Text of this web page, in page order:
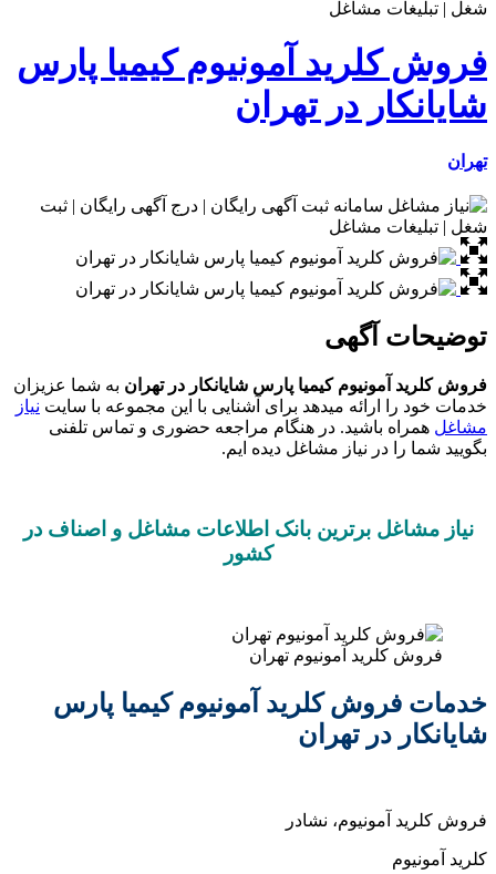
آمونیوم کیمیا پارس
در تهران
آگهی
آمونیوم کیمیا پارس شایانکار در تهرانبه شما عزیزان
ارائه میدهد برای آشنایی با این مجموعه با سایتنیاز
باشید. در هنگام مراجعه حضوری و تماس تلفنی
در نیاز مشاغل دیده ایم.
برترین بانک اطلاعات مشاغل و اصناف در
آمونیوم تهران
کلرید آمونیوم کیمیا پارس
در تهران
آمونیوم، نشادر